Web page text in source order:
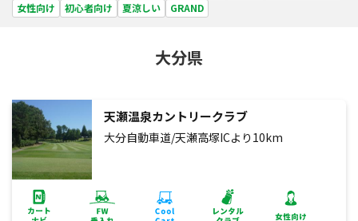
女性向け
初心者向け 夏涼しい GRAND
大分県
天瀬温泉カントリークラブ
大分自動車道/天瀬高塚ICより10km